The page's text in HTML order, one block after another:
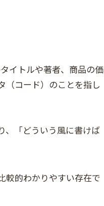
イトルや著者、商品の価
（コード）のことを指し
、「どういう風に書けば
較的わかりやすい存在で